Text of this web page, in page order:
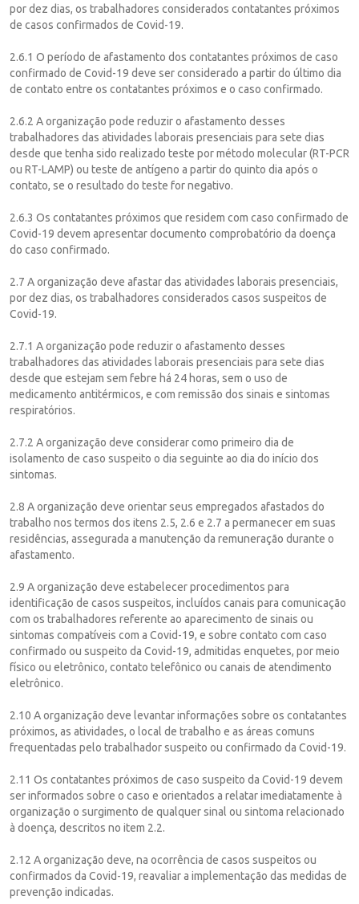
por dez dias, os trabalhadores considerados contatantes próximos
de casos confirmados de Covid-19.
2.6.1 O período de afastamento dos contatantes próximos de caso
confirmado de Covid-19 deve ser considerado a partir do último dia
de contato entre os contatantes próximos e o caso confirmado.
2.6.2 A organização pode reduzir o afastamento desses
trabalhadores das atividades laborais presenciais para sete dias
desde que tenha sido realizado teste por método molecular (RT-PCR
ou RT-LAMP) ou teste de antígeno a partir do quinto dia após o
contato, se o resultado do teste for negativo.
2.6.3 Os contatantes próximos que residem com caso confirmado de
Covid-19 devem apresentar documento comprobatório da doença
do caso confirmado.
2.7 A organização deve afastar das atividades laborais presenciais,
por dez dias, os trabalhadores considerados casos suspeitos de
Covid-19.
2.7.1 A organização pode reduzir o afastamento desses
trabalhadores das atividades laborais presenciais para sete dias
desde que estejam sem febre há 24 horas, sem o uso de
medicamento antitérmicos, e com remissão dos sinais e sintomas
respiratórios.
2.7.2 A organização deve considerar como primeiro dia de
isolamento de caso suspeito o dia seguinte ao dia do início dos
sintomas.
2.8 A organização deve orientar seus empregados afastados do
trabalho nos termos dos itens 2.5, 2.6 e 2.7 a permanecer em suas
residências, assegurada a manutenção da remuneração durante o
afastamento.
2.9 A organização deve estabelecer procedimentos para
identificação de casos suspeitos, incluídos canais para comunicação
com os trabalhadores referente ao aparecimento de sinais ou
sintomas compatíveis com a Covid-19, e sobre contato com caso
confirmado ou suspeito da Covid-19, admitidas enquetes, por meio
físico ou eletrônico, contato telefônico ou canais de atendimento
eletrônico.
2.10 A organização deve levantar informações sobre os contatantes
próximos, as atividades, o local de trabalho e as áreas comuns
frequentadas pelo trabalhador suspeito ou confirmado da Covid-19.
2.11 Os contatantes próximos de caso suspeito da Covid-19 devem
ser informados sobre o caso e orientados a relatar imediatamente à
organização o surgimento de qualquer sinal ou sintoma relacionado
à doença, descritos no item 2.2.
2.12 A organização deve, na ocorrência de casos suspeitos ou
confirmados da Covid-19, reavaliar a implementação das medidas de
prevenção indicadas.